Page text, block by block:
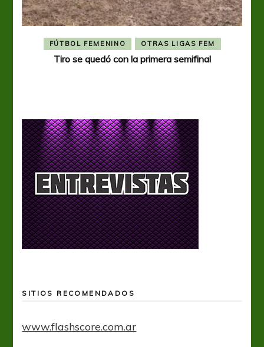
FÚTBOL FEMENINO OTRAS LIGAS FEM
Tiro se quedó con la primera semifinal
SITIOS RECOMENDADOS
www.flashscore.com.ar